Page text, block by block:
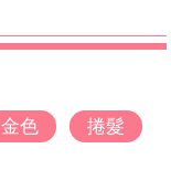
金色 捲髮